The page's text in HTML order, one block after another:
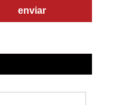
enviar